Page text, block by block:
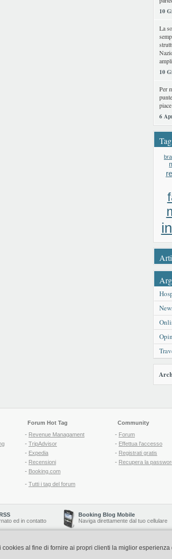
10
La
10
Per
6
Forum Hot Tag
- Revenue Managament
- TripAdvisor
- Expedia
- Recensioni
- Booking.com
- Tutti i tag del forum
Community
- Forum
- Effettua l'accesso
- Registrati gratis
- Recupera la
ed in contatto
Booking Blog Mobile
Naviga direttamente dal tuo cellulare
Copyright © 2006-2026 QNT S.r.l. Socio Unico -www.qnt.it-
al fine di fornire ai propri clienti la miglior